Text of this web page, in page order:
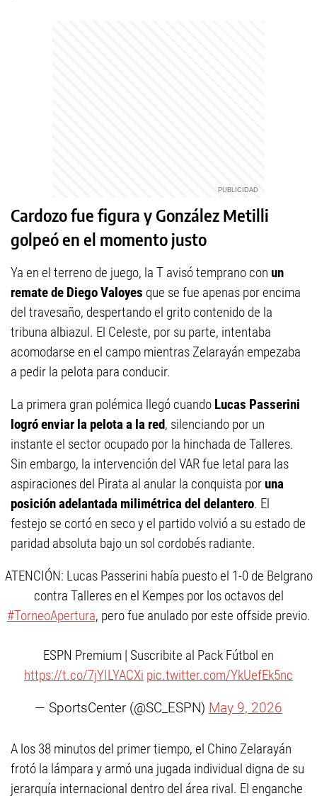
Cardozo fue figura y González Metilli
golpeó en el momento justo
Ya en el terreno de juego, la T avisó temprano con un
remate de Diego Valoyes que se fue apenas por encima
del travesaño, despertando el grito contenido de la
tribuna albiazul. El Celeste, por su parte, intentaba
acomodarse en el campo mientras Zelarayán empezaba
a pedir la pelota para conducir.
La primera gran polémica llegó cuando Lucas Passerini
logró enviar la pelota a la red, silenciando por un
instante el sector ocupado por la hinchada de Talleres.
Sin embargo, la intervención del VAR fue letal para las
aspiraciones del Pirata al anular la conquista poruna
posición adelantada milimétrica del delantero. El
festejo se cortó en seco y el partido volvió a su estado de
paridad absoluta bajo un sol cordobés radiante.
ATENCIÓN: Lucas Passerini había puesto el 1-0 de Belgrano
contra Talleres en el Kempes por los octavos del
#TorneoApertura, pero fue anulado por este offside previo.
ESPN Premium | Suscribite al Pack Fútbol en
https://t.co/7jYILYACXi pic.twitter.com/YkUefEk5nc
— SportsCenter (@SC_ESPN) May 9, 2026
A los 38 minutos del primer tiempo, el Chino Zelarayán
frotó la lámpara y armó una jugada individual digna de su
jerarquía internacional dentro del área rival. El enganche